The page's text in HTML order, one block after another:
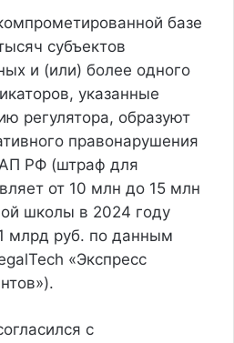
базе
субъектов
и (или) более одного
указанные
регулятора, образуют
правонарушения
РФ (штраф для
от 10 млн до 15 млн
школы в 2024 году
млрд руб. по данным
«Экспресс
с